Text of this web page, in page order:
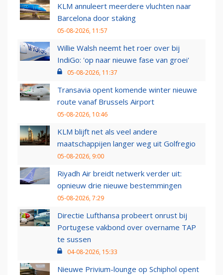
KLM annuleert meerdere vluchten naar
Barcelona door staking
05-08-2026, 11:57
Willie Walsh neemt het roer over bij
IndiGo: 'op naar nieuwe fase van groei'
05-08-2026, 11:37
Transavia opent komende winter nieuwe
route vanaf Brussels Airport
05-08-2026, 10:46
KLM blijft net als veel andere
maatschappijen langer weg uit Golfregio
05-08-2026, 9:00
Riyadh Air breidt netwerk verder uit:
opnieuw drie nieuwe bestemmingen
05-08-2026, 7:29
Directie Lufthansa probeert onrust bij
Portugese vakbond over overname TAP
te sussen
04-08-2026, 15:33
Nieuwe Privium-lounge op Schiphol opent